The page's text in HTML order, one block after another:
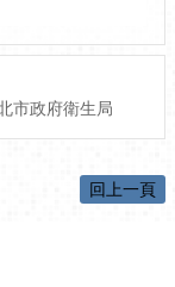
市政府衛生局
回上一頁